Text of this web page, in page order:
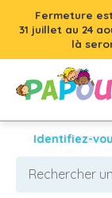
Fermeture
31 juillet au 24
là
Identifiez-